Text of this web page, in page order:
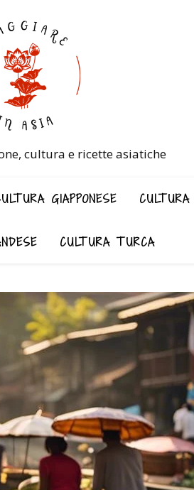
cultura e ricette asiatiche
GIAPPONESE
CULTURA TURCA